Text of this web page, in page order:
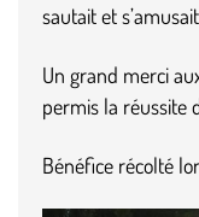
sautait et
Un grand merci
permis la réussite
Bénéfice récolté